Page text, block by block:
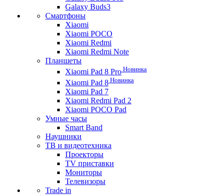
Galaxy Buds3
Смартфоны
Xiaomi
Xiaomi POCO
Xiaomi Redmi
Xiaomi Redmi Note
Планшеты
Xiaomi Pad 8 Pro Новинка
Xiaomi Pad 8 Новинка
Xiaomi Pad 7
Xiaomi Redmi Pad 2
Xiaomi POCO Pad
Умные часы
Smart Band
Наушники
ТВ и видеотехника
Проекторы
TV приставки
Мониторы
Телевизоры
Trade in